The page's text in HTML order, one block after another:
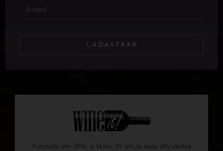
CADASTRAR
Fundada em 2014, a Wine it! inicia suas atividades